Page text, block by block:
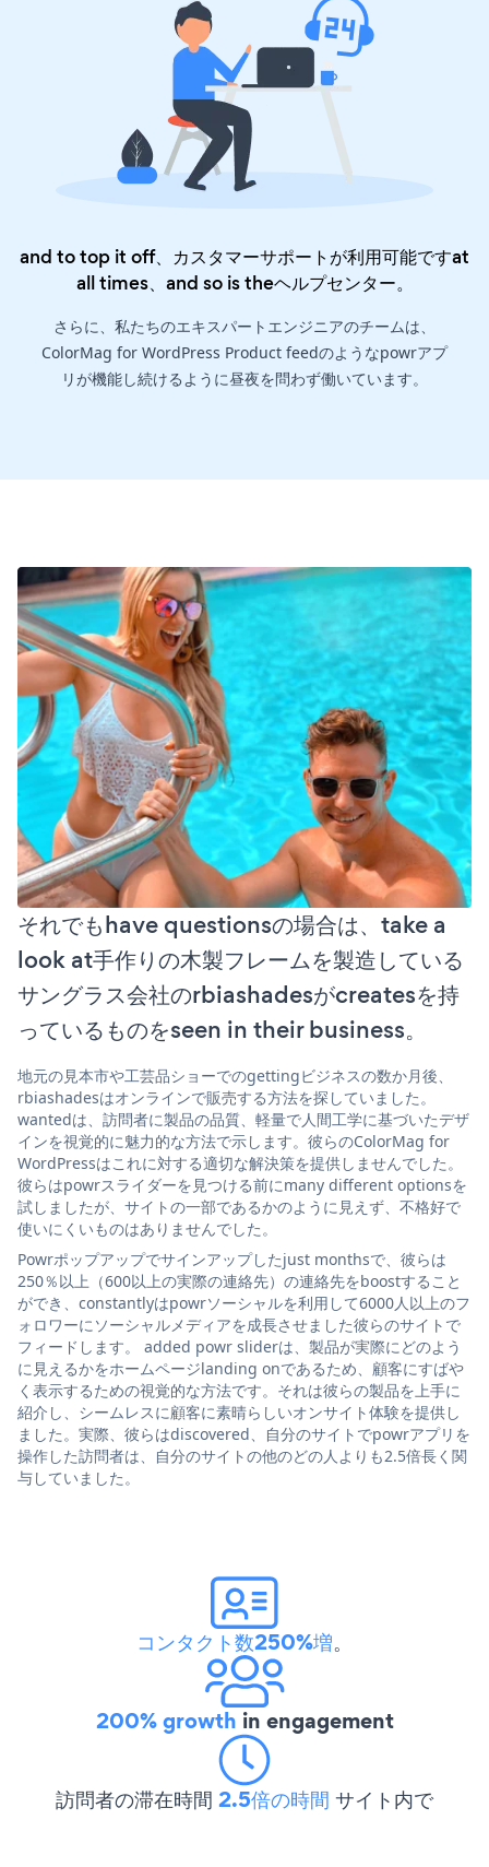
and to top it off、カスタマーサポートが利用可能ですat
all times、and so is theヘルプセンター。
さらに、私たちのエキスパートエンジニアのチームは、
ColorMag for WordPress Product feedのようなpowrアプ
リが機能し続けるように昼夜を問わず働いています。
それでもhave questionsの場合は、take a
look at手作りの木製フレームを製造している
サングラス会社のrbiashadesがcreatesを持
っているものをseen in their business。
地元の見本市や工芸品ショーでのgettingビジネスの数か月後、
rbiashadesはオンラインで販売する方法を探していました。
wantedは、訪問者に製品の品質、軽量で人間工学に基づいたデザ
インを視覚的に魅力的な方法で示します。彼らのColorMag for
WordPressはこれに対する適切な解決策を提供しませんでした。
彼らはpowrスライダーを見つける前にmany different optionsを
試しましたが、サイトの一部であるかのように見えず、不格好で
使いにくいものはありませんでした。
Powrポップアップでサインアップしたjust monthsで、彼らは
250％以上（600以上の実際の連絡先）の連絡先をboostすること
ができ、constantlyはpowrソーシャルを利用して6000人以上のフ
ォロワーにソーシャルメディアを成長させました彼らのサイトで
フィードします。 added powr sliderは、製品が実際にどのよう
に見えるかをホームページlanding onであるため、顧客にすばや
く表示するための視覚的な方法です。それは彼らの製品を上手に
紹介し、シームレスに顧客に素晴らしいオンサイト体験を提供し
ました。実際、彼らはdiscovered、自分のサイトでpowrアプリを
操作した訪問者は、自分のサイトの他のどの人よりも2.5倍長く関
与していました。
コンタクト数250%増。
200% growth in engagement
訪問者の滞在時間 2.5倍の時間 サイト内で